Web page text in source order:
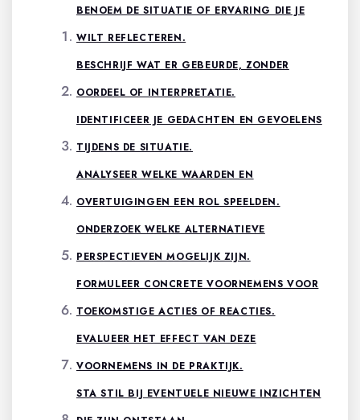
BENOEM DE SITUATIE OF ERVARING DIE JE
WILT REFLECTEREN.
BESCHRIJF WAT ER GEBEURDE, ZONDER
OORDEEL OF INTERPRETATIE.
IDENTIFICEER JE GEDACHTEN EN GEVOELENS
TIJDENS DE SITUATIE.
ANALYSEER WELKE WAARDEN EN
OVERTUIGINGEN EEN ROL SPEELDEN.
ONDERZOEK WELKE ALTERNATIEVE
PERSPECTIEVEN MOGELIJK ZIJN.
FORMULEER CONCRETE VOORNEMENS VOOR
TOEKOMSTIGE ACTIES OF REACTIES.
EVALUEER HET EFFECT VAN DEZE
VOORNEMENS IN DE PRAKTIJK.
STA STIL BIJ EVENTUELE NIEUWE INZICHTEN